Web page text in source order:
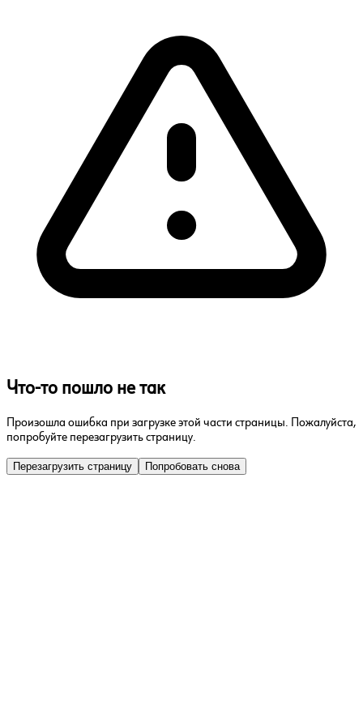
Что-то пошло не так
Произошла ошибка при загрузке этой части страницы. Пожалуйста,
попробуйте перезагрузить страницу.
Перезагрузить страницу Попробовать снова